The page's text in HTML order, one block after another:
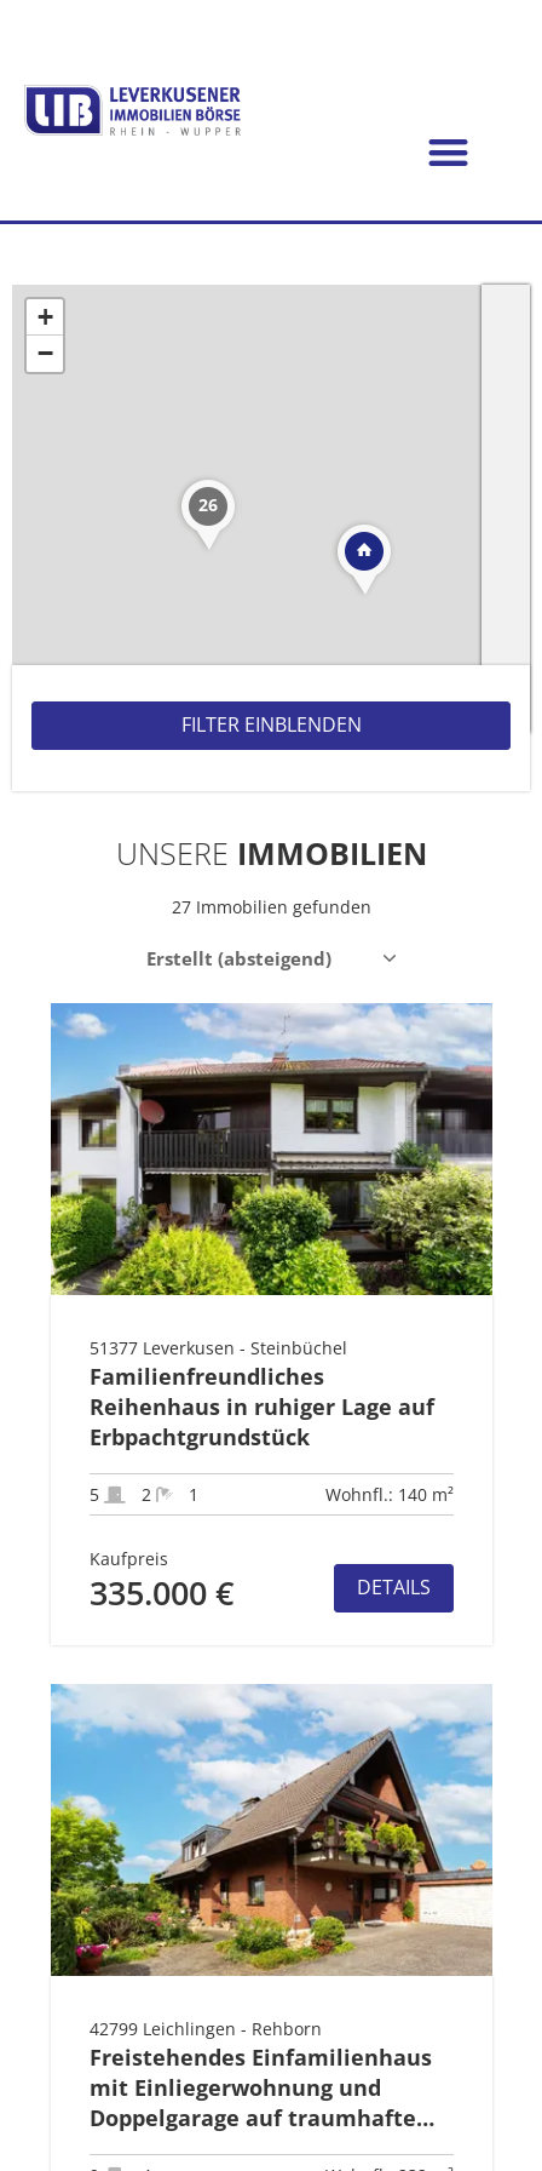
26
+
−
Leaflet| ©OpenStreetMap
UNSERE IMMOBILIEN
27 Immobilien gefunden
51377 Leverkusen - Steinbüchel
Familienfreundliches
Reihenhaus in ruhiger Lage auf
Erbpachtgrundstück
5 2 1 Wohnfl.: 140 m²
Kaufpreis
335.000 € DETAILS
42799 Leichlingen - Rehborn
Freistehendes Einfamilienhaus
mit Einliegerwohnung und
Doppelgarage auf traumhaftem
Grundstück